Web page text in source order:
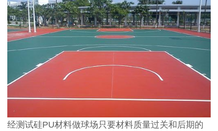
经测试硅PU材料做球场只要材料质量过关和后期的